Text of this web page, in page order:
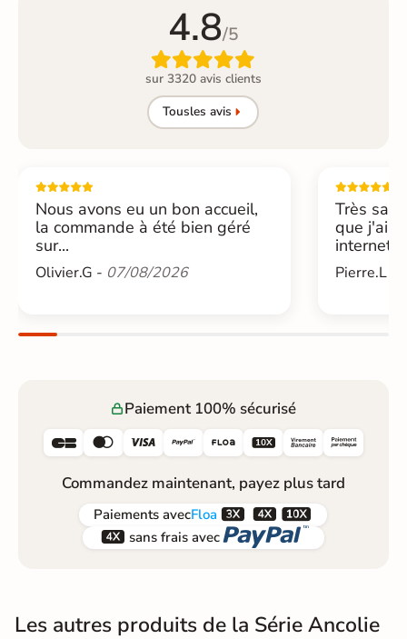
4.8/5

sur 3320 avis clients
Tousles avis
Nous avons eu un bon accueil,
la commande à été bien géré
sur...
Olivier.G - 07/08/2026
Très
que j'ai
internet....
Pierre.L -
Paiement 100% sécurisé
     
Commandez maintenant, payez plus tard
Paiements avecFloa  
 sans frais avec 
Les autres produits de la Série Ancolie